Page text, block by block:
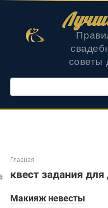
советы
Поиск:
Главная
квест задания
Макияж невесты